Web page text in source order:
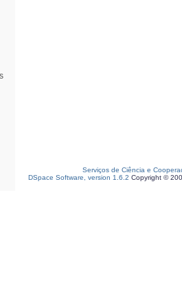
Serviços de Ciência e
DSpace Software, version 1.6.2 Copyright ©